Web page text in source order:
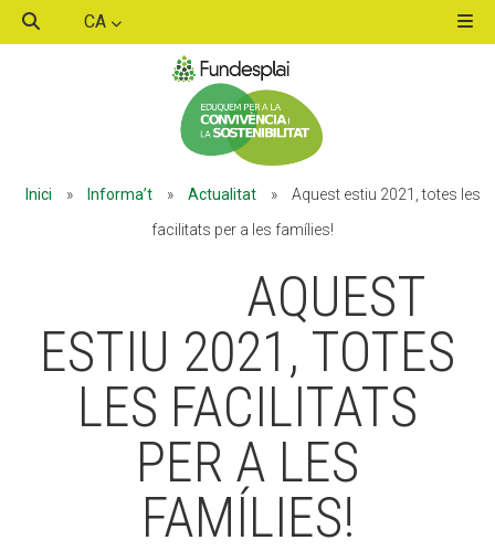
CA
Inici » Informa’t » Actualitat »
Aquest estiu 2021, totes les
facilitats per a les famílies!
AQUEST
ESTIU 2021, TOTES
LES FACILITATS
PER A LES
FAMÍLIES!
ACTIVITATS D'ESTIU
MÓN ESCOLAR
ALBERG CENTRE ESPLAI
FORMACIÓ
CASES DE COLÒNIES